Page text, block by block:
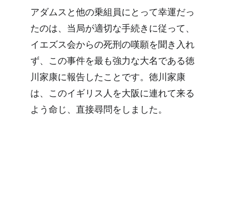
アダムスと他の乗組員にとって幸運だっ
たのは、当局が適切な手続きに従って、
イエズス会からの死刑の嘆願を聞き入れ
ず、この事件を最も強力な大名である徳
川家康に報告したことです。徳川家康
は、このイギリス人を大阪に連れて来る
よう命じ、直接尋問をしました。